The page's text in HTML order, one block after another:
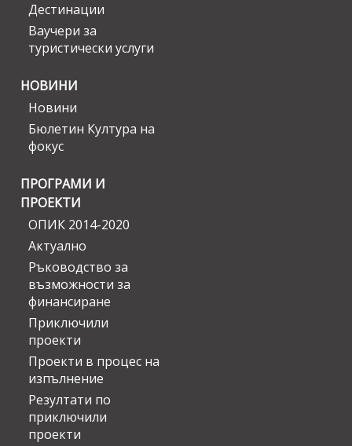
Дестинации
Ваучери за
туристически услуги
НОВИНИ
Новини
Бюлетин Култура на
фокус
ПРОГРАМИ И
ПРОЕКТИ
ОПИК 2014-2020
Актуално
Ръководство за
възможности за
финансиране
Приключили
проекти
Проекти в процес на
изпълнение
Резултати по
приключили
проекти